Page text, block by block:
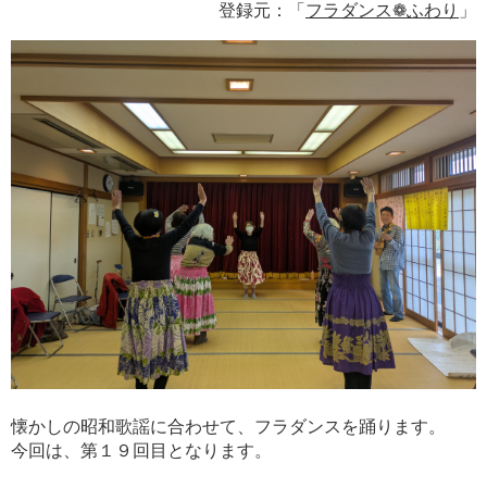
登録元：「 フラダンス❁ふわり 」
懐かしの昭和歌謡に合わせて、フラダンスを踊ります。
今回は、第１９回目となります。